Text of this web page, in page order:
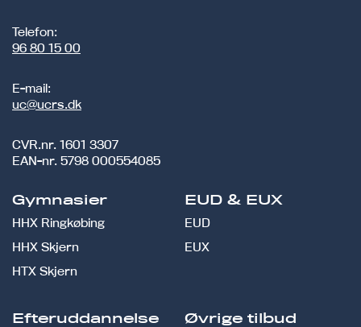
Telefon:
96 80 15 00
E-mail:
uc@ucrs.dk
CVR.nr. 1601 3307
EAN-nr. 5798 000554085
Gymnasier
HHX Ringkøbing
HHX Skjern
HTX Skjern
EUD & EUX
EUD
EUX
Efteruddannelse
Øvrige tilbud